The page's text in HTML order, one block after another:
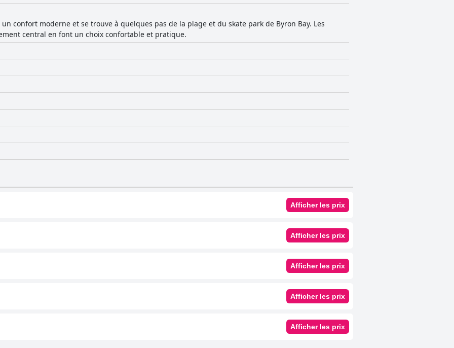
d'imperfections mineures, l'état impeccable et l'entretien des chambres et des installations
sécurisé et gratuit que les
mineurs d'espace et de maniabilité. En résumé, Waves Byron Bay excelle avec
de haute qualité et son service exceptionnel, ce qui en fait un choix privilégié pour les
retraite confortable et bien situé à Byron Bay. Bien que le confort des lits puisse varier, l'expérience
positive.
confort moderne et se trouve à quelques pas de la plage et du skate park de Byron Bay. Les
central en font un choix confortable et pratique.
Afficher les prix
Afficher les prix
Afficher les prix
Afficher les prix
Afficher les prix